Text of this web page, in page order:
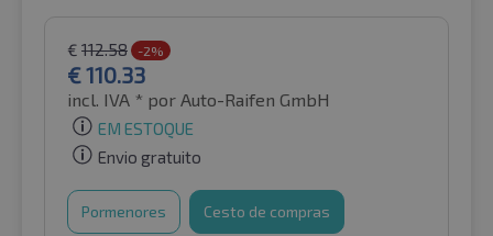
€ 112.58 -2%
€110.33
incl. IVA * por Auto-Raifen GmbH
EM ESTOQUE
Envio gratuito
Pormenores Cesto de compras